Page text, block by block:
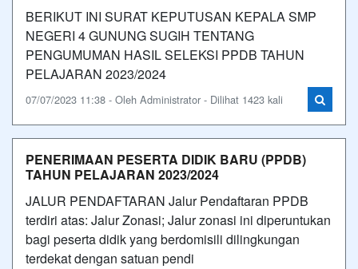
BERIKUT INI SURAT KEPUTUSAN KEPALA SMP
NEGERI 4 GUNUNG SUGIH TENTANG
PENGUMUMAN HASIL SELEKSI PPDB TAHUN
PELAJARAN 2023/2024
07/07/2023 11:38 - Oleh Administrator - Dilihat 1423 kali
PENERIMAAN PESERTA DIDIK BARU (PPDB)
TAHUN PELAJARAN 2023/2024
JALUR PENDAFTARAN Jalur Pendaftaran PPDB
terdiri atas: Jalur Zonasi; Jalur zonasi ini diperuntukan
bagi peserta didik yang berdomisili dilingkungan
terdekat dengan satuan pendi